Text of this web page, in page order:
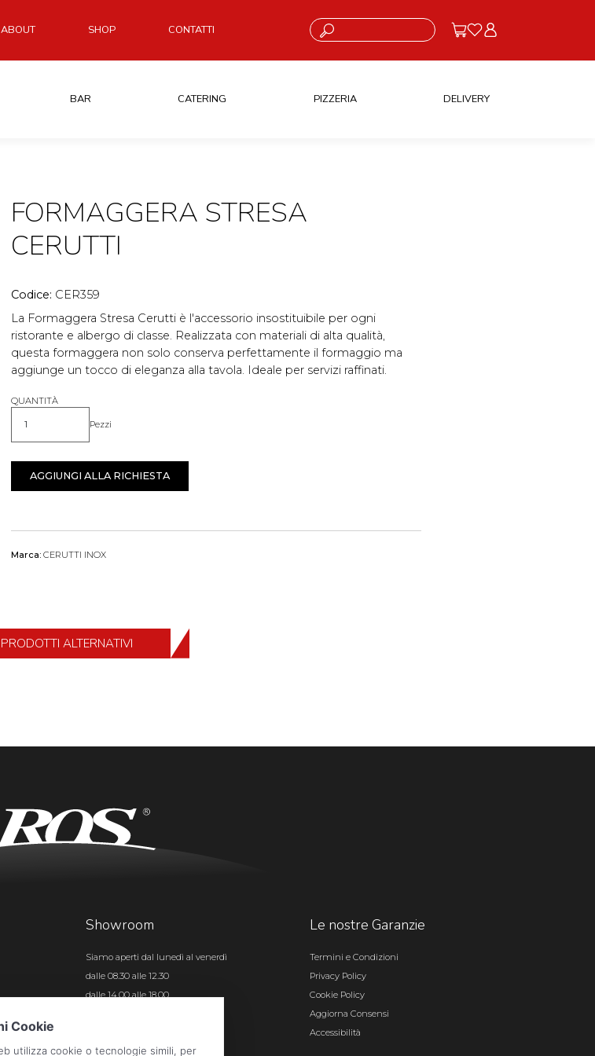
ABOUT SHOP CONTATTI Cosa stai cercando?
BAR CATERING PIZZERIA DELIVERY
FORMAGGERA STRESA
CERUTTI
Codice: CER359
La Formaggera Stresa Cerutti è l'accessorio insostituibile per ogni
ristorante e albergo di classe. Realizzata con materiali di alta qualità,
questa formaggera non solo conserva perfettamente il formaggio ma
aggiunge un tocco di eleganza alla tavola. Ideale per servizi raffinati.
QUANTITÀ
Quantità Pezzi
AGGIUNGI ALLA RICHIESTA
Marca: CERUTTI INOX
PRODOTTI ALTERNATIVI
Showroom
Siamo aperti dal lunedì al venerdì
dalle 08.30 alle 12.30
dalle 14.00 alle 18.00
Le nostre Garanzie
Termini e Condizioni
Privacy Policy
Cookie Policy
Aggiorna Consensi
Accessibilità